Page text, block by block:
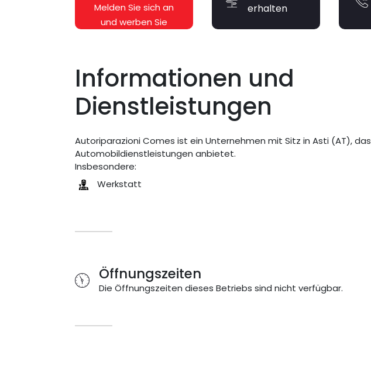
Melden Sie sich an
und werben Sie
erhalten
Informationen und
Dienstleistungen
Autoriparazioni Comes ist ein Unternehmen mit Sitz in Asti (AT), das
Automobildienstleistungen anbietet.
Insbesondere:
Werkstatt
Öffnungszeiten
Die Öffnungszeiten dieses Betriebs sind nicht verfügbar.